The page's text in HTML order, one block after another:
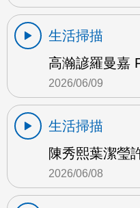
生活掃描
高瀚諺羅曼嘉
2026/06/09
生活掃描
陳秀熙葉潔瑩
2026/06/08